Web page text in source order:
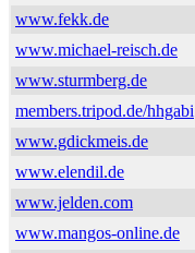
www.fekk.de
www.michael-reisch.de
www.sturmberg.de
members.tripod.de/hhgabi
www.gdickmeis.de
www.elendil.de
www.jelden.com
www.mangos-online.de